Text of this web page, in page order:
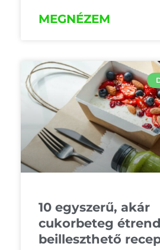
MEGNÉZEM
10 egyszerű, akár
cukorbeteg
beilleszthető